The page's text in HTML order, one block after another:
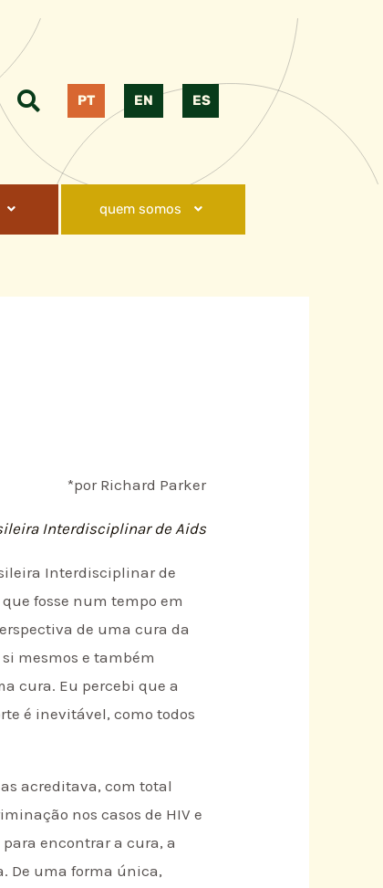
PT EN ES
quem somos
*por Richard Parker
Interdisciplinar de Aids
Interdisciplinar de
fosse num tempo em
de uma cura da
mesmos e também
cura. Eu percebi que a
é inevitável, como todos
acreditava, com total
nos casos de HIV e
encontrar a cura, a
De uma forma única,